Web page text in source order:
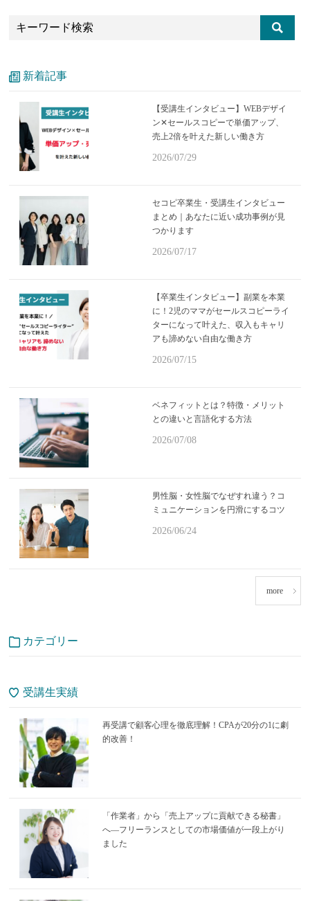
新着記事
【受講生インタビュー】WEBデザイ
ン✕セールスコピーで単価アップ、
売上2倍を叶えた新しい働き方
2026/07/29
セコピ卒業生・受講生インタビュー
まとめ｜あなたに近い成功事例が見
つかります
2026/07/17
【卒業生インタビュー】副業を本業
に！2児のママがセールスコピーライ
ターになって叶えた、収入もキャリ
アも諦めない自由な働き方
2026/07/15
ベネフィットとは？特徴・メリット
との違いと言語化する方法
2026/07/08
男性脳・女性脳でなぜすれ違う？コ
ミュニケーションを円滑にするコツ
2026/06/24
more
カテゴリー
受講生実績
再受講で顧客心理を徹底理解！CPAが20分の1に劇
的改善！
「作業者」から「売上アップに貢献できる秘書」
へ―フリーランスとしての市場価値が一段上がり
ました